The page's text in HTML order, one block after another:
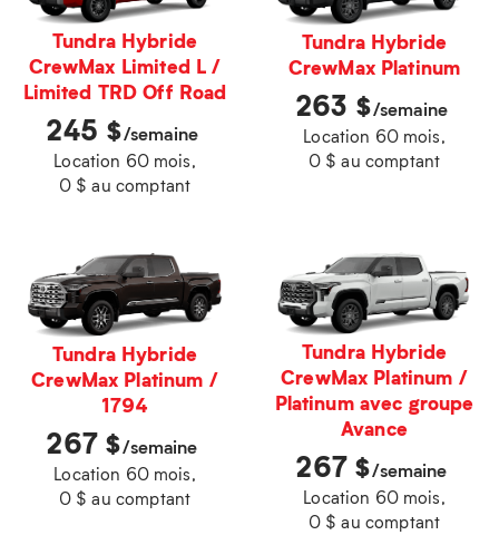
Tundra Hybride
CrewMax Limited L /
Limited TRD Off Road
245 $/semaine
Location 60 mois,
0 $ au comptant
Tundra Hybride
CrewMax Platinum
263 $/semaine
Location 60 mois,
0 $ au comptant
Tundra Hybride
CrewMax Platinum /
1794
267 $/semaine
Location 60 mois,
0 $ au comptant
Tundra Hybride
CrewMax Platinum /
Platinum avec groupe
Avance
267 $/semaine
Location 60 mois,
0 $ au comptant